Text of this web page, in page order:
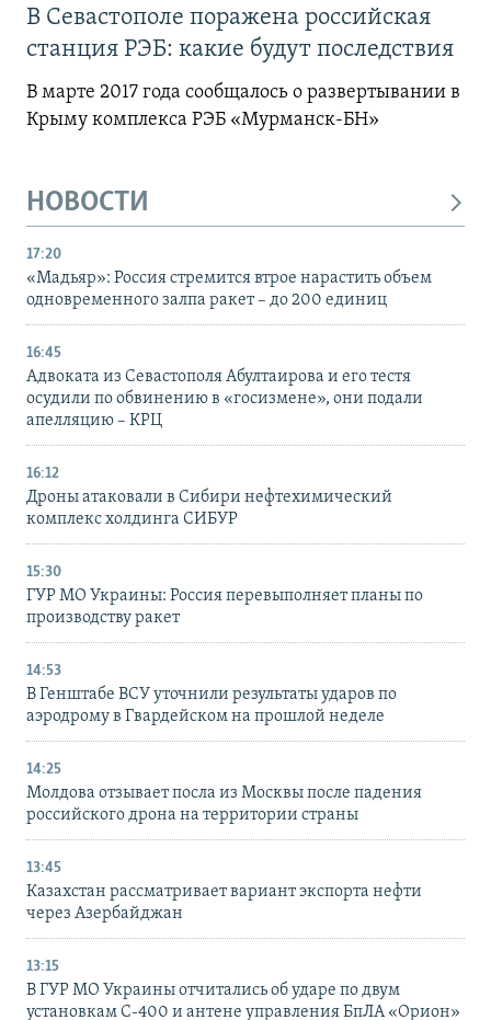
В Севастополе поражена российская
станция РЭБ: какие будут последствия
В марте 2017 года сообщалось о развертывании в
Крыму комплекса РЭБ «Мурманск-БН»
НОВОСТИ
17:20
«Мадьяр»: Россия стремится втрое нарастить объем
одновременного залпа ракет – до 200 единиц
16:45
Адвоката из Севастополя Абултаирова и его тестя
осудили по обвинению в «госизмене», они подали
апелляцию – КРЦ
16:12
Дроны атаковали в Сибири нефтехимический
комплекс холдинга СИБУР
15:30
ГУР МО Украины: Россия перевыполняет планы по
производству ракет
14:53
В Генштабе ВСУ уточнили результаты ударов по
аэродрому в Гвардейском на прошлой неделе
14:25
Молдова отзывает посла из Москвы после падения
российского дрона на территории страны
13:45
Казахстан рассматривает вариант экспорта нефти
через Азербайджан
13:15
В ГУР МО Украины отчитались об ударе по двум
установкам С-400 и антене управления БпЛА «Орион»